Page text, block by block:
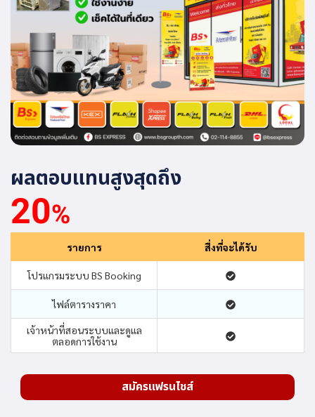
ผลตอบแทนสูงสุดถึง
20%
รายการ สื่งที่จะได้รับ
โปรแกรมระบบ BS Booking
ไฟล์ตารางราคา
เจ้าหน้าที่สอนระบบและดูแล
ตลอดการใช้งาน
สมัครแฟรนไชส์